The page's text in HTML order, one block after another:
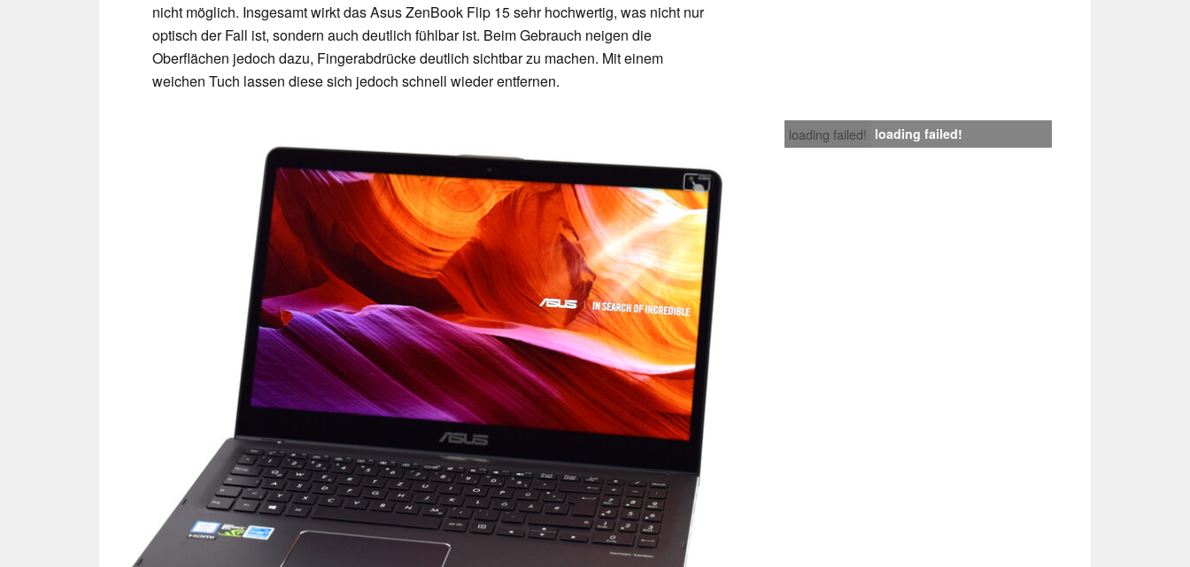
nicht möglich. Insgesamt wirkt das Asus ZenBook Flip 15 sehr hochwertig, was nicht nur
optisch der Fall ist, sondern auch deutlich fühlbar ist. Beim Gebrauch neigen die
Oberflächen jedoch dazu, Fingerabdrücke deutlich sichtbar zu machen. Mit einem
weichen Tuch lassen diese sich jedoch schnell wieder entfernen.
loading failed! loading failed!